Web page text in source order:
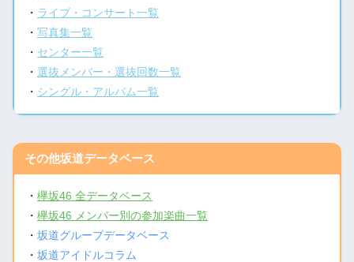
・ ライブ・コンサート一覧
・写真集一覧
・ センター一覧
・選抜メンバー・選抜回数一覧
・ シングル・アルバム一覧
その他坂道データベース
・欅坂46 全データベース
・欅坂46 メンバー別の参加楽曲一覧
・坂道グループデータベース
・坂道アイドルコラム